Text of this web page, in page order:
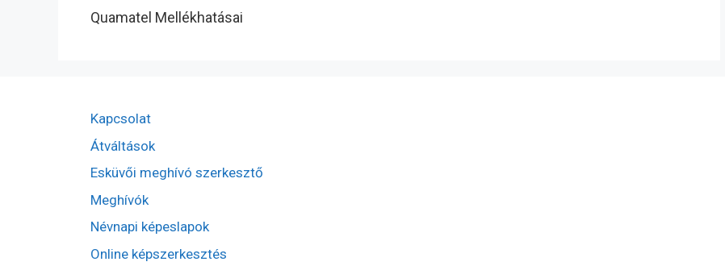
Quamatel Mellékhatásai
Kapcsolat
Átváltások
Esküvői meghívó szerkesztő
Meghívók
Névnapi képeslapok
Online képszerkesztés